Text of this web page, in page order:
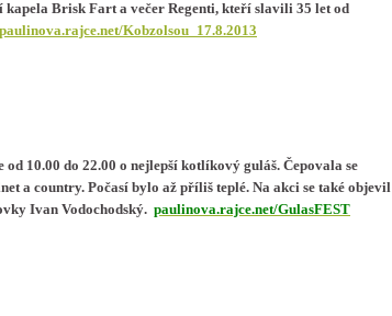
Brisk Fart a večer Regenti, kteří slavili 35 let od
paulinova.rajce.net/Kobzolsou_17.8.2013
10.00 do 22.00 o nejlepší kotlíkový guláš. Čepovala se
a country. Počasí bylo až příliš teplé. Na akci se také objevil
Ivan Vodochodský. paulinova.rajce.net/GulasFEST